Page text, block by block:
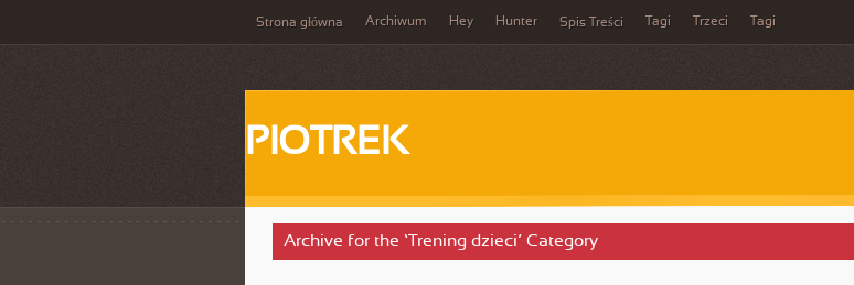
Strona główna Archiwum Hey Hunter Spis Treści Tagi Trzeci Tagi
PIOTREK
Archive for the ‘Trening dzieci’ Category